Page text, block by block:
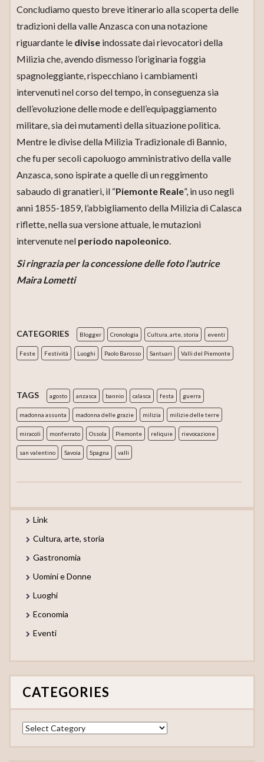
Concludiamo questo breve itinerario alla scoperta delle
tradizioni della valle Anzasca con una notazione
riguardante le divise indossate dai rievocatori della
Milizia che, avendo dismesso l’originaria foggia
spagnoleggiante, rispecchiano i cambiamenti
intervenuti nel corso del tempo, in conseguenza sia
dell’evoluzione delle mode e dell’equipaggiamento
militare, sia dei mutamenti della situazione politica.
Mentre le divise della Milizia Tradizionale di Bannio,
che fu per secoli capoluogo amministrativo della valle
Anzasca, sono ispirate a quelle di un reggimento
sabaudo di granatieri, il “Piemonte Reale”, in uso negli
anni 1855-1859, l’abbigliamento della Milizia di Calasca
riflette, nella sua versione attuale, le mutazioni
intervenute nel periodo napoleonico.
Si ringrazia per la concessione delle foto l’autrice
Maira Lometti
CATEGORIES Blogger Cronologia Cultura, arte, storia eventi
Feste Festività Luoghi Paolo Barosso Santuari Valli del Piemonte
TAGS agosto anzasca bannio calasca festa guerra
madonna assunta madonna delle grazie milizia milizie delle terre
miracoli monferrato Ossola Piemonte reliquie rievocazione
san valentino Savoia Spagna valli
Link
Cultura, arte, storia
Gastronomia
Uomini e Donne
Luoghi
Economia
Eventi
CATEGORIES
Categories